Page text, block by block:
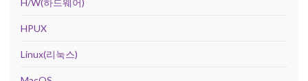
HPUX
Linux(리눅스)